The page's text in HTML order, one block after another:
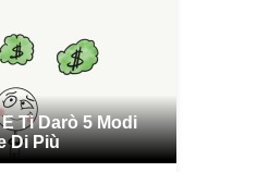
Ti Darò 5 Modi
Di Più